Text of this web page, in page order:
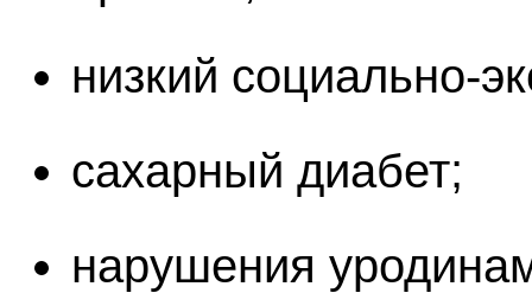
низкий социально-
сахарный диабет;
нарушения